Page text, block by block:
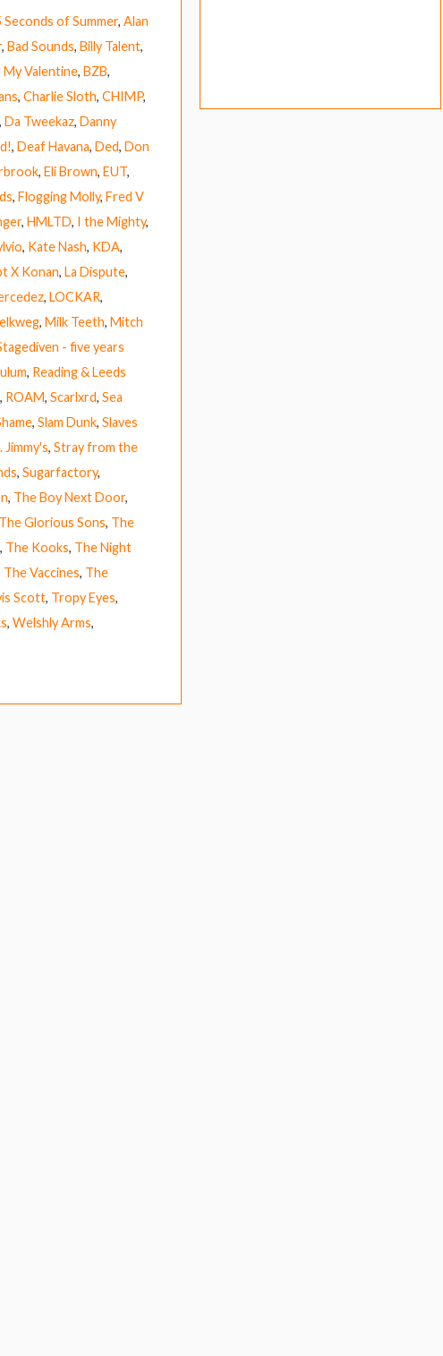
Seconds of Summer, Alan
, Bad Sounds, Billy Talent,
Valentine, BZB,
, Charlie Sloth, CHIMP,
, Da Tweekaz, Danny
, Deaf Havana, Ded, Don
, Eli Brown, EUT,
, Flogging Molly, Fred V
, HMLTD, I the Mighty,
, Kate Nash, KDA,
X Konan, La Dispute,
, LOCKAR,
, Milk Teeth, Mitch
- five years
, Reading & Leeds
, ROAM, Scarlxrd, Sea
, Slam Dunk, Slaves
Jimmy's, Stray from the
, Sugarfactory,
, The Boy Next Door,
The Glorious Sons, The
, The Kooks, The Night
The Vaccines, The
Scott, Tropy Eyes,
, Welshly Arms,